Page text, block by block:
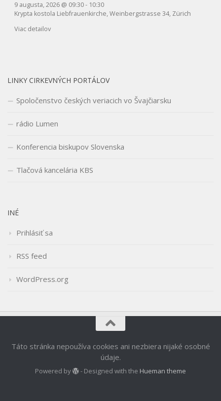
9 augusta, 2026 @ 09:30- 10:30
Krypta kostola Liebfrauenkirche, Weinbergstrasse 34, Zürich
Viac detailov
LINKY CIRKEVNÝCH PORTÁLOV
Spoločenstvo českých veriacich vo Švajčiarsku
rádio Lumen
Konferencia biskupov Slovenska
Tlačová kancelária KBS
INÉ
Prihlásiť sa
RSS feed
WordPress.org
Táto stránka nepoužíva cookies ani nezbiera nijaké osobné
údaje.
Powered by - Designed with the Hueman theme